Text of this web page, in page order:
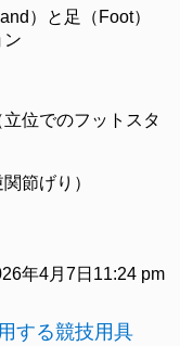
）と足（Foot）
ン
位でのフットスタ
節げり）
年4月7日11:24 pm
する競技用具